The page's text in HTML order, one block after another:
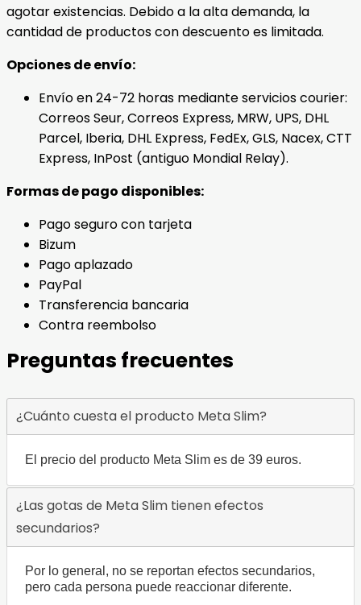
agotar existencias. Debido a la alta demanda, la
cantidad de productos con descuento es limitada.
Opciones de envío:
Envío en 24-72 horas mediante servicios courier:
Correos Seur, Correos Express, MRW, UPS, DHL
Parcel, Iberia, DHL Express, FedEx, GLS, Nacex, CTT
Express, InPost (antiguo Mondial Relay).
Formas de pago disponibles:
Pago seguro con tarjeta
Bizum
Pago aplazado
PayPal
Transferencia bancaria
Contra reembolso
Preguntas frecuentes
¿Cuánto cuesta el producto Meta Slim?
El precio del producto Meta Slim es de 39 euros.
¿Las gotas de Meta Slim tienen efectos
secundarios?
Por lo general, no se reportan efectos secundarios,
pero cada persona puede reaccionar diferente.